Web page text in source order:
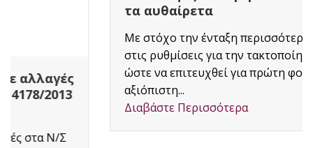
Οι αλλαγές που φέρνει ο νέος νόμος για
τα αυθαίρετα
στις ρυθμίσεις για την τακτοποίηση αυθαιρέτων